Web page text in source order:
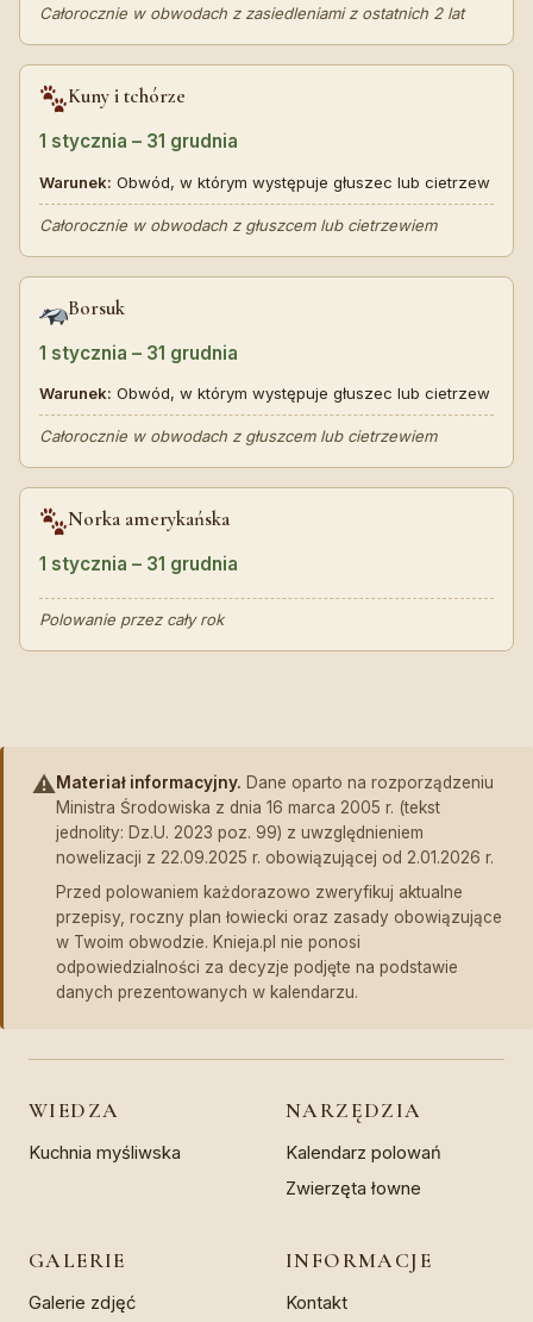
Całorocznie w obwodach z zasiedleniami z ostatnich 2 lat
Kuny i tchórze
1 stycznia – 31 grudnia
Warunek: Obwód, w którym występuje głuszec lub cietrzew
Całorocznie w obwodach z głuszcem lub cietrzewiem
Borsuk
1 stycznia – 31 grudnia
Warunek: Obwód, w którym występuje głuszec lub cietrzew
Całorocznie w obwodach z głuszcem lub cietrzewiem
Norka amerykańska
1 stycznia – 31 grudnia
Polowanie przez cały rok
⚠️Materiał informacyjny. Dane oparto na rozporządzeniu
Ministra Środowiska z dnia 16 marca 2005 r. (tekst
jednolity: Dz.U. 2023 poz. 99) z uwzględnieniem
nowelizacji z 22.09.2025 r. obowiązującej od 2.01.2026 r.
Przed polowaniem każdorazowo zweryfikuj aktualne
przepisy, roczny plan łowiecki oraz zasady obowiązujące
w Twoim obwodzie. Knieja.pl nie ponosi
odpowiedzialności za decyzje podjęte na podstawie
danych prezentowanych w kalendarzu.
WIEDZA
Kuchnia myśliwska
NARZĘDZIA
Kalendarz polowań
Zwierzęta łowne
GALERIE
Galerie zdjęć
INFORMACJE
Kontakt